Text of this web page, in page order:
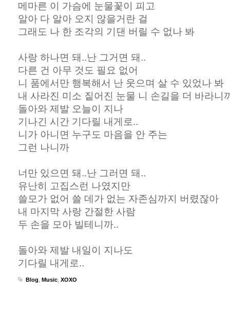
메마른 이 가슴에 눈물꽃이 피고
알아 다 알아 오지 않을거란 걸
그래도 나 한 조각의 기댄 버릴 수 없나 봐
사랑 하나면 돼..난 그거면 돼..
다른 건 아무 것도 필요 없어
니 품에서만 행복해서 난 웃으며 살 수 있었나 봐
내 사라진 미소 짙어진 눈물 니 손길을 더 바라니
돌아와 제발 오늘이 지나
기나긴 시간 기다릴 내게로..
니가 아니면 누구도 마음을 안 주는
그런 나니까
너만 있으면 돼..난 그러면 돼..
유난히 고집스런 나였지만
쓸모가 없어 쓸 데가 없는 자존심까지 버렸잖아
내 마지막 사랑 간절한 사람
두 손을 모아 빌테니까..
돌아와 제발 내일이 지나도
기다릴 내게로..
Blog Music XOXO